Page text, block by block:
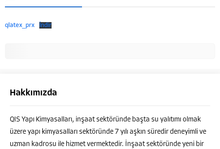
qlatex_prx İndir
Hakkımızda
QIS Yapı Kimyasalları, inşaat sektöründe başta su yalıtımı olmak
üzere yapı kimyasalları sektöründe 7 yılı aşkın süredir deneyimli ve
uzman kadrosu ile hizmet vermektedir. İnşaat sektöründe yeni bir
Müşteri Temsilcisi